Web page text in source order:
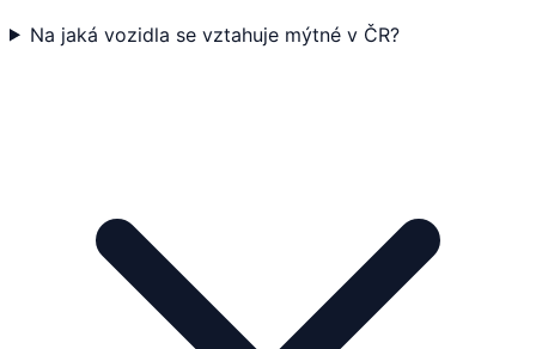
Na jaká vozidla se vztahuje mýtné v ČR?